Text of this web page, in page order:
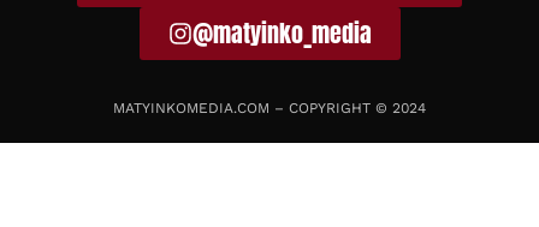
@matyinko_media
MATYINKOMEDIA.COM – COPYRIGHT © 2024